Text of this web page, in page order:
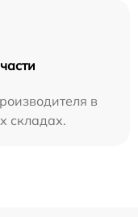
в
складах.